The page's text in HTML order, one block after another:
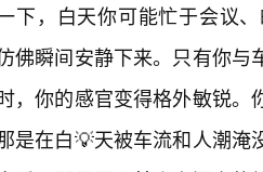
下，白天你可能忙于会议
佛瞬间安静下来。只有你
，你的感官变得格外敏锐
是在白💡天被车流和人潮